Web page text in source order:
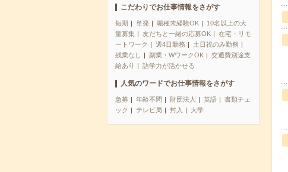
こだわりでお仕事情報をさがす
短期 単発 職種未経験OK
10名以上の大
量募集
友だちと一緒の応募OK
在宅・リモ
ートワーク
週4日勤務
土日祝のみ勤務
残業なし
副業・WワークOK
交通費別途支
給あり
語学力が活かせる
人気のワードでお仕事情報をさがす
急募 年齢不問 財団法人 英語
書類チェ
ック
テレビ局 封入 大学